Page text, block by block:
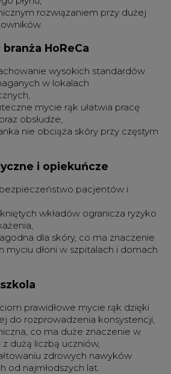
rozwiązaniem przy dużej
HoReCa
wysokich standardów
w lokalach
mycie rąk ułatwia pracę
obsłudze,
nie obciąża skóry przy częstym
i opiekuńcze
pacjentów i
wkładów ogranicza ryzyko
dla skóry, co ma znaczenie
myciu dłoni w szpitalach i domach
prawidłowe mycie rąk dzięki
do rozprowadzenia konsystencji,
co ma duże znaczenie w
dużą liczbą uczniów,
zdrowych nawyków
od najmłodszych lat.